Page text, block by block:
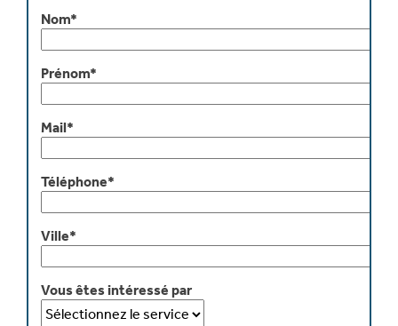
Nom*
Prénom*
Mail*
Téléphone*
Ville*
Vous êtes intéressé par